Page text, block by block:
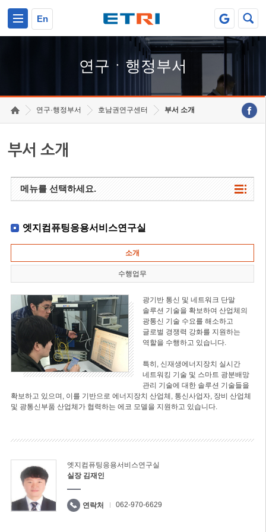
En
연구ㆍ행정부서
연구·행정부서 호남권연구센터 부서 소개
부서 소개
메뉴를 선택하세요.
엣지컴퓨팅응용서비스연구실
소개
수행업무
광기반 통신 및 네트워크 단말
솔루션 기술을 확보하여 산업체의
광통신 기술 수요를 해소하고
글로벌 경쟁력 강화를 지원하는
역할을 수행하고 있습니다.
특히, 신재생에너지장치 실시간
네트워킹 기술 및 스마트 광분배망
관리 기술에 대한 솔루션 기술들을
확보하고 있으며, 이를 기반으로 에너지장치 산업체, 통신사업자, 장비 산업체
및 광통신부품 산업체가 협력하는 에코 모델을 지원하고 있습니다.
엣지컴퓨팅응용서비스연구실
실장 김재인
연락처 062-970-6629